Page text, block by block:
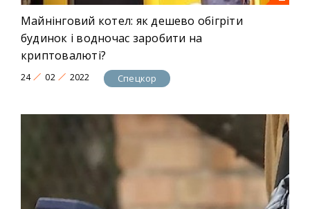
Майнінговий котел: як дешево обігріти
будинок і водночас заробити на
криптовалюті?
24 02 2022 Спецкор